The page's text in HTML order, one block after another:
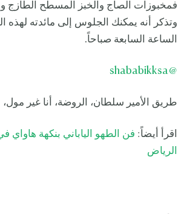
فمخبوزات الصاج والخبز المسطح الطازج
وتذكر أنه يمكنك الجلوس إلى مائدته لهذه
الساعة السابعة صباحاً.
@shababikksa
طريق الأمير سلطان، الروضة، أنا غير
اقرأ أيضاً:
الرياض